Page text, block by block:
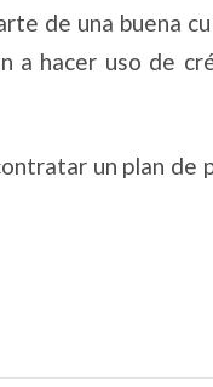
de una buena
a hacer uso de
un plan de